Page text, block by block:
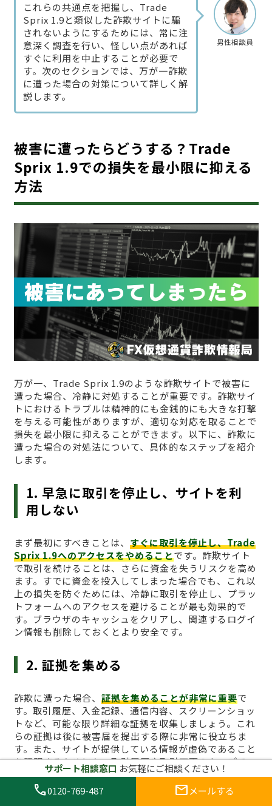
男性相談員
これらの共通点を把握し、Trade
Sprix 1.9と類似した詐欺サイトに騙
されないようにするためには、常に注
意深く調査を行い、怪しい点があれば
すぐに利用を中止することが必要で
す。次のセクションでは、万が一詐欺
に遭った場合の対策について詳しく解
説します。
被害に遭ったらどうする？Trade
Sprix 1.9での損失を最小限に抑える
方法
万が一、Trade Sprix 1.9のような詐欺サイトで被害に
遭った場合、冷静に対処することが重要です。詐欺サイ
トにおけるトラブルは精神的にも金銭的にも大きな打撃
を与える可能性がありますが、適切な対応を取ることで
損失を最小限に抑えることができます。以下に、詐欺に
遭った場合の対処法について、具体的なステップを紹介
します。
1. 早急に取引を停止し、サイトを利
用しない
まず最初にすべきことは、 すぐに取引を停止し、Trade
Sprix 1.9へのアクセスをやめることです。詐欺サイト
で取引を続けることは、さらに資金を失うリスクを高め
ます。すでに資金を投入してしまった場合でも、これ以
上の損失を防ぐためには、冷静に取引を停止し、プラッ
トフォームへのアクセスを避けることが最も効果的で
す。ブラウザのキャッシュをクリアし、関連するログイ
ン情報も削除しておくとより安全です。
2. 証拠を集める
詐欺に遭った場合、 証拠を集めることが非常に重要で
す。取引履歴、入金記録、通信内容、スクリーンショッ
トなど、可能な限り詳細な証拠を収集しましょう。これ
らの証拠は後に被害届を提出する際に非常に役立ちま
す。また、サイトが提供している情報が虚偽であること
を証明するためにも、取引履歴や取引画面のキャプチャ
は必須です。特に、引き出しができないことや、サイト
からの不正な要求があった場合、その証拠は重要な役割
を果たします。
サポート相談窓口 お気軽にご相談ください！
call0120-769-487 mail メールする